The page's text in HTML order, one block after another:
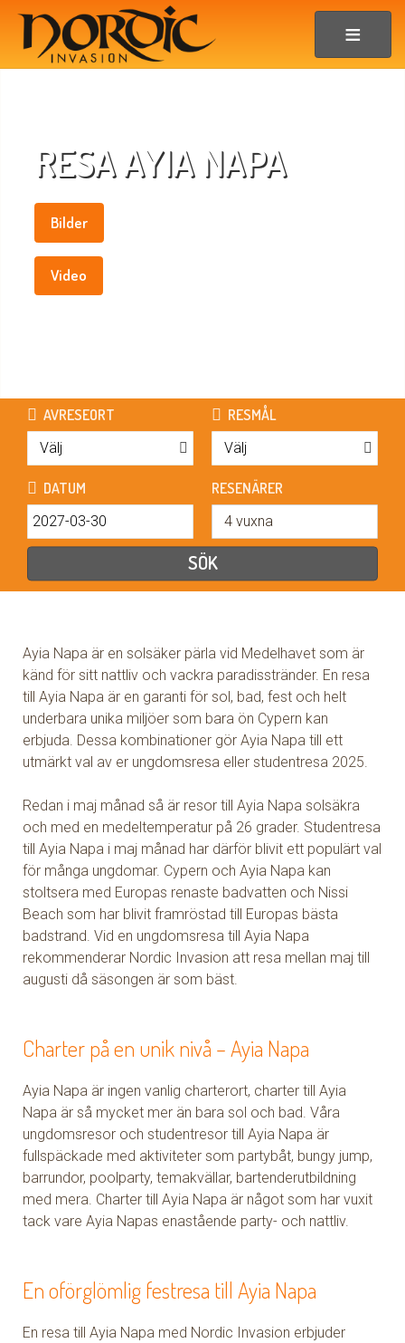
RESA AYIA NAPA
Bilder
Video
Ayia Napa är en solsäker pärla vid Medelhavet som är
känd för sitt nattliv och vackra paradisstränder. En resa
till Ayia Napa är en garanti för sol, bad, fest och helt
underbara unika miljöer som bara ön Cypern kan
erbjuda. Dessa kombinationer gör Ayia Napa till ett
utmärkt val av er ungdomsresa eller studentresa 2025.
Redan i maj månad så är resor till Ayia Napa solsäkra
och med en medeltemperatur på 26 grader. Studentresa
till Ayia Napa i maj månad har därför blivit ett populärt val
för många ungdomar. Cypern och Ayia Napa kan
stoltsera med Europas renaste badvatten och Nissi
Beach som har blivit framröstad till Europas bästa
badstrand. Vid en ungdomsresa till Ayia Napa
rekommenderar Nordic Invasion att resa mellan maj till
augusti då säsongen är som bäst.
Charter på en unik nivå – Ayia Napa
Ayia Napa är ingen vanlig charterort, charter till Ayia
Napa är så mycket mer än bara sol och bad. Våra
ungdomsresor och studentresor till Ayia Napa är
fullspäckade med aktiviteter som partybåt, bungy jump,
barrundor, poolparty, temakvällar, bartenderutbildning
med mera. Charter till Ayia Napa är något som har vuxit
tack vare Ayia Napas enastående party- och nattliv.
En oförglömlig festresa till Ayia Napa
En resa till Ayia Napa med Nordic Invasion erbjuder